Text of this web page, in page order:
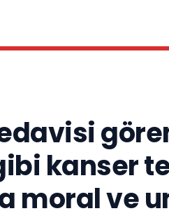
kanser
moral ve